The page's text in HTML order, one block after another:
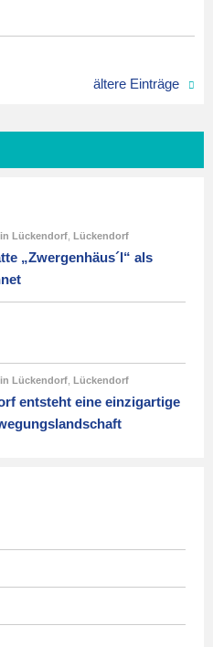
ältere Einträge
Lückendorf Lückendorf
„Zwergenhäus´l“ als
Lückendorf Lückendorf
entsteht eine einzigartige